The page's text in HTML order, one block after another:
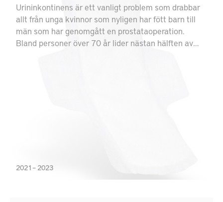
Urininkontinens är ett vanligt problem som drabbar
allt från unga kvinnor som nyligen har fött barn till
män som har genomgått en prostataoperation.
Bland personer över 70 år lider nästan hälften av
2021 – 2023